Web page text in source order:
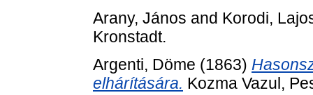
Arany, János and Korodi,
Kronstadt.
Argenti, Döme (1863)
elhárítására. Kozma Vazul,